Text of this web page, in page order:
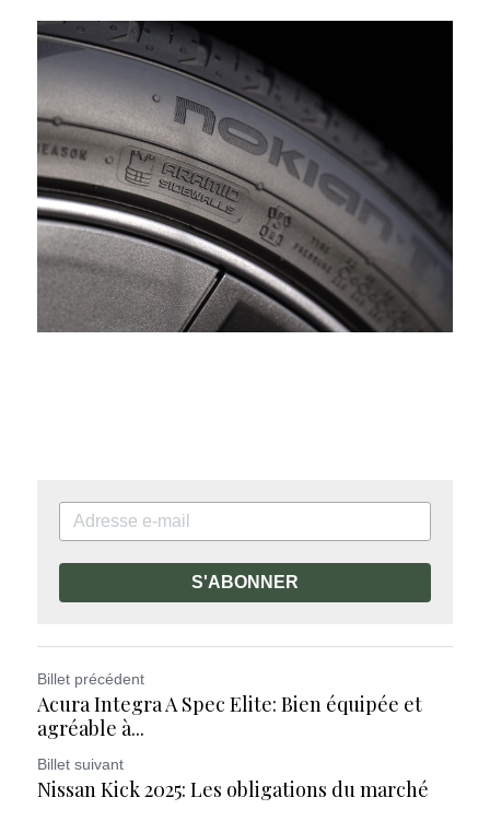
S'ABONNER
Billet précédent
Acura Integra A Spec Elite: Bien équipée et
agréable à...
Billet suivant
Nissan Kick 2025: Les obligations du marché